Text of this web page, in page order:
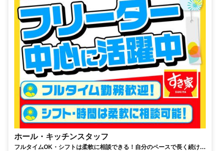
ホール・キッチンスタッフ
フルタイムOK・シフトは柔軟に相談できる！自分のペースで長く続けら